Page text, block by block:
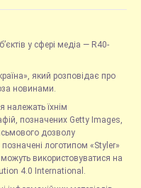
у сфері медіа — R40-
який розповідає про
новинами.
належать їхнім
позначених Getty Images,
дозволу
логотипом «Styler»
використовуватися на
4.0 International.